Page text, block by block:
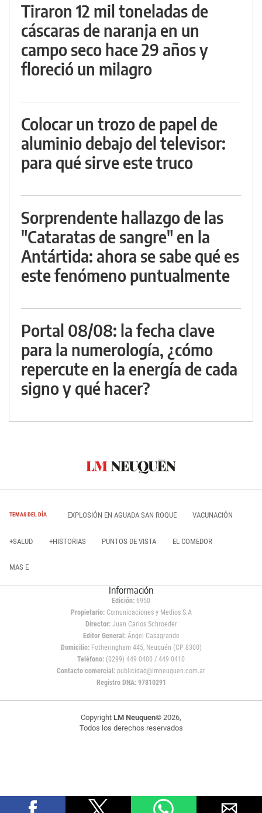
Tiraron 12 mil toneladas de
cáscaras de naranja en un
campo seco hace 29 años y
floreció un milagro
Colocar un trozo de papel de
aluminio debajo del televisor:
para qué sirve este truco
Sorprendente hallazgo de las
"Cataratas de sangre" en la
Antártida: ahora se sabe qué es
este fenómeno puntualmente
Portal 08/08: la fecha clave
para la numerología, ¿cómo
repercute en la energía de cada
signo y qué hacer?
TEMAS DEL DÍA EXPLOSIÓN EN AGUADA SAN ROQUE VACUNACIÓN
+SALUD +HISTORIAS PUNTOS DE VISTA EL COMEDOR
MAS E
Información
Edición: 6950
Propietario:Comunicaciones y Medios S.A
Director: Juan Carlos Schroeder
Editor General:Ángel Casagrande
Domicilio:Fotheringham 445, Neuquén (CP 8300)
Teléfono: (0299) 449 0400 / 449 0410
Contacto comercial: publicidad@lmneuquen.com.ar
Registro DNA: 97810291
Copyright LM Neuquen© 2026,
Todos los derechos reservados